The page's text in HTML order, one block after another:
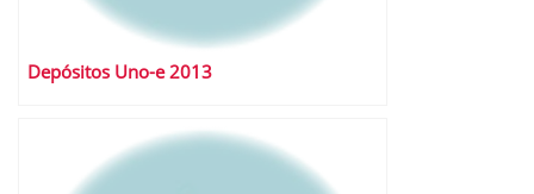
Depósitos Uno-e 2013